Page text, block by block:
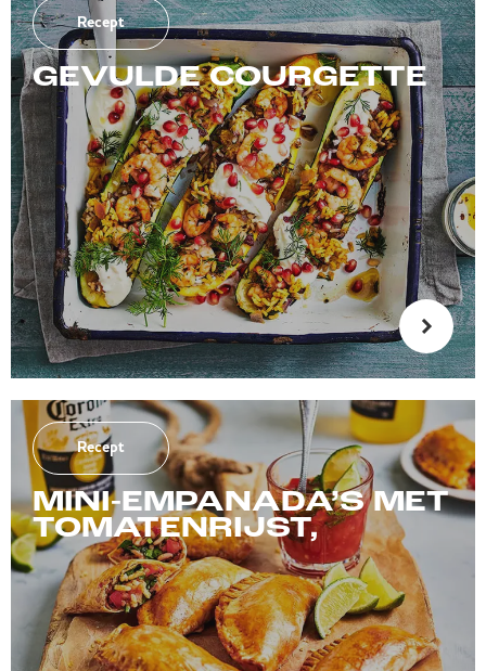
Recept
GEVULDE COURGETTE
Recept
MINI-EMPANADA’S MET
TOMATENRIJST,